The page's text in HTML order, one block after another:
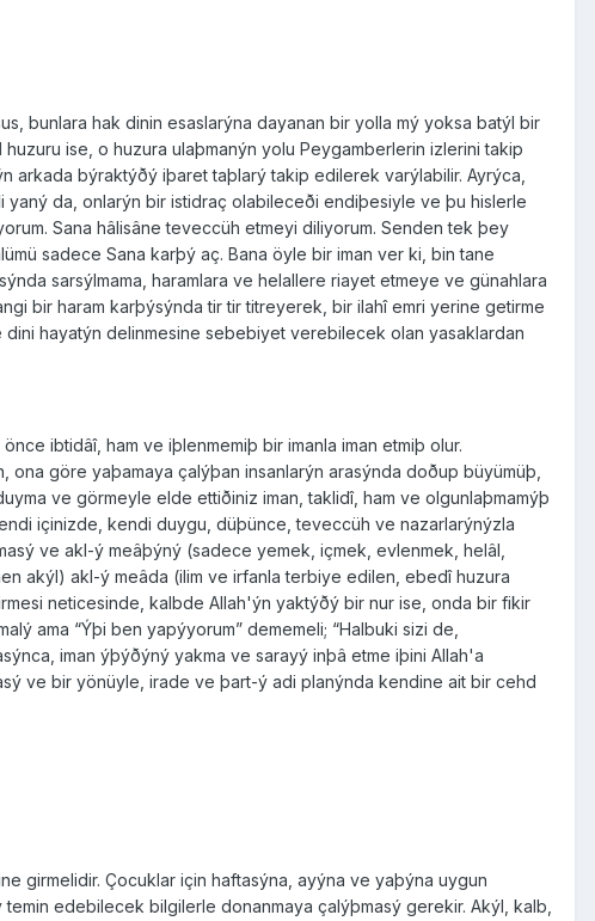
bunlara hak dinin esaslarýna dayanan bir yolla mý yoksa batýl bir
ise, o huzura ulaþmanýn yolu Peygamberlerin izlerini takip
býraktýðý iþaret taþlarý takip edilerek varýlabilir. Ayrýca,
da, onlarýn bir istidraç olabileceði endiþesiyle ve þu hislerle
Sana hâlisâne teveccüh etmeyi diliyorum. Senden tek þey
sadece Sana karþý aç. Bana öyle bir iman ver ki, bin tane
sarsýlmama, haramlara ve helallere riayet etmeye ve günahlara
bir haram karþýsýnda tir tir titreyerek, bir ilahî emri yerine getirme
hayatýn delinmesine sebebiyet verebilecek olan yasaklardan
ibtidâî, ham ve iþlenmemiþ bir imanla iman etmiþ olur.
göre yaþamaya çalýþan insanlarýn arasýnda doðup büyümüþ,
ve görmeyle elde ettiðiniz iman, taklidî, ham ve olgunlaþmamýþ
içinizde, kendi duygu, düþünce, teveccüh ve nazarlarýnýzla
ve akl-ý meâþýný (sadece yemek, içmek, evlenmek, helâl,
akýl) akl-ý meâda (ilim ve irfanla terbiye edilen, ebedî huzura
neticesinde, kalbde Allah'ýn yaktýðý bir nur ise, onda bir fikir
ama “Ýþi ben yapýyorum” dememeli; “Halbuki sizi de,
iman ýþýðýný yakma ve sarayý inþâ etme iþini Allah'a
ve bir yönüyle, irade ve þart-ý adi planýnda kendine ait bir cehd
girmelidir. Çocuklar için haftasýna, ayýna ve yaþýna uygun
edebilecek bilgilerle donanmaya çalýþmasý gerekir. Akýl, kalb,